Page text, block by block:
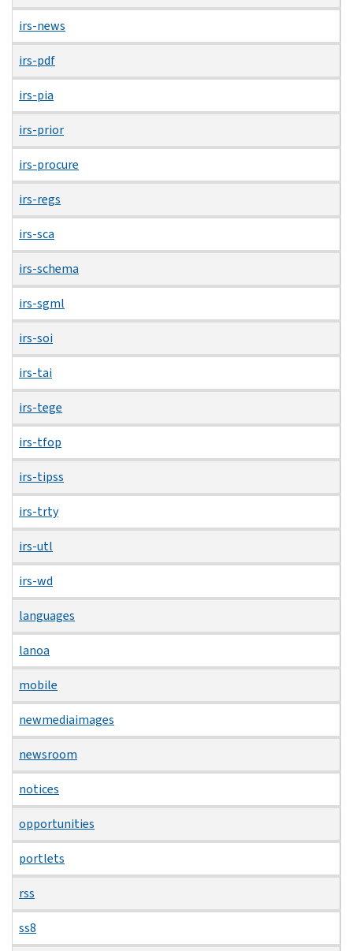
irs-news
irs-pdf
irs-pia
irs-prior
irs-procure
irs-regs
irs-sca
irs-schema
irs-sgml
irs-soi
irs-tai
irs-tege
irs-tfop
irs-tipss
irs-trty
irs-utl
irs-wd
languages
lanoa
mobile
newmediaimages
newsroom
notices
opportunities
portlets
rss
ss8